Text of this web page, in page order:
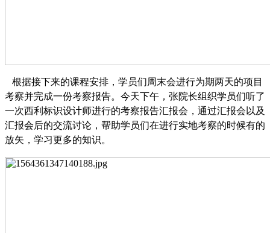
根据接下来的课程安排，学员们周末会进行为期两天的项目
考察并完成一份考察报告。今天下午，张院长组织学员们听了
一次西利标识设计师进行的考察报告汇报会，通过汇报会以及
汇报会后的交流讨论，帮助学员们在进行实地考察的时候有的
放矢，学习更多的知识。